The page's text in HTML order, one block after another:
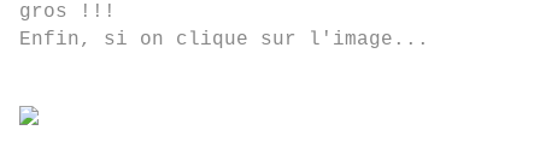
gros !!!
Enfin, si on clique sur l'image...